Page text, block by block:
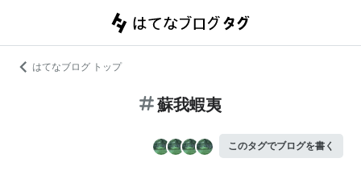
はてなブログ トップ
蘇我蝦夷
このタグでブログを書く